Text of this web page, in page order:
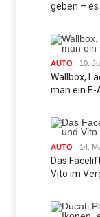
geben –
AUTO 10.
Wallbox,
man ein E-
AUTO 14.
Das
Vito im